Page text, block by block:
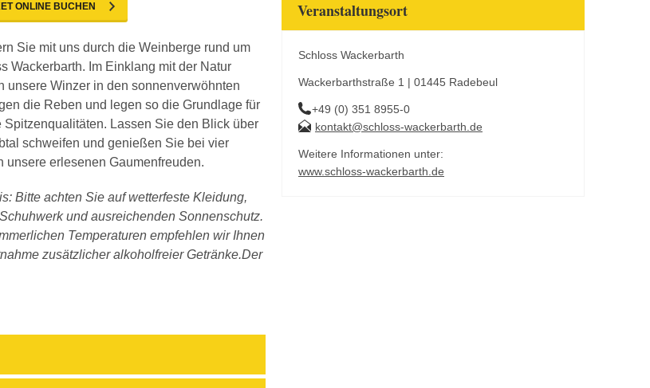
ONLINE BUCHEN
Sie mit uns durch die Weinberge rund um
Wackerbarth. Im Einklang mit der Natur
unsere Winzer in den sonnenverwöhnten
die Reben und legen so die Grundlage für
Spitzenqualitäten. Lassen Sie den Blick über
schweifen und genießen Sie bei vier
unsere erlesenen Gaumenfreuden.
Bitte achten Sie auf wetterfeste Kleidung,
und ausreichenden Sonnenschutz.
Temperaturen empfehlen wir Ihnen
zusätzlicher alkoholfreier Getränke.Der
Veranstaltungsort
Schloss Wackerbarth
Wackerbarthstraße 1 | 01445 Radebeul
+49 (0) 351 8955-0
kontakt@schloss-wackerbarth.de
Weitere Informationen unter:
www.schloss-wackerbarth.de